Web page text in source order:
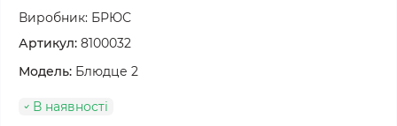
Виробник: БРЮС
Артикул: 8100032
Модель: Блюдце 2
В наявності